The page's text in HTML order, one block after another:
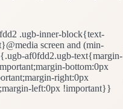
.ugb-inner-block{text-
screen and (min-
af0fdd2.ugb-text{margin-
bottom:0px
right:0px
left:0px !important}}